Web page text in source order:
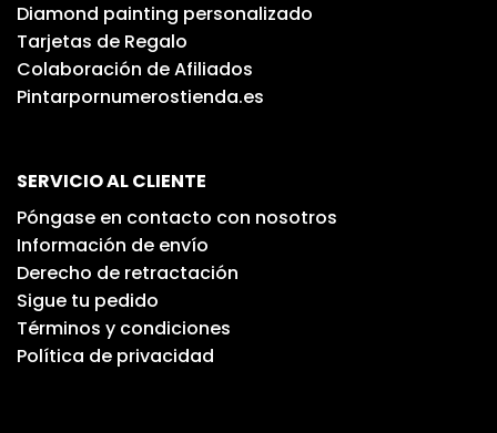
Diamond painting personalizado
Tarjetas de Regalo
Colaboración de Afiliados
Pintarpornumerostienda.es
SERVICIO AL CLIENTE
Póngase en contacto con nosotros
Información de envío
Derecho de retractación
Sigue tu pedido
Términos y condiciones
Política de privacidad